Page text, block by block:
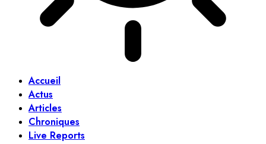
Accueil
Actus
Articles
Chroniques
Live Reports